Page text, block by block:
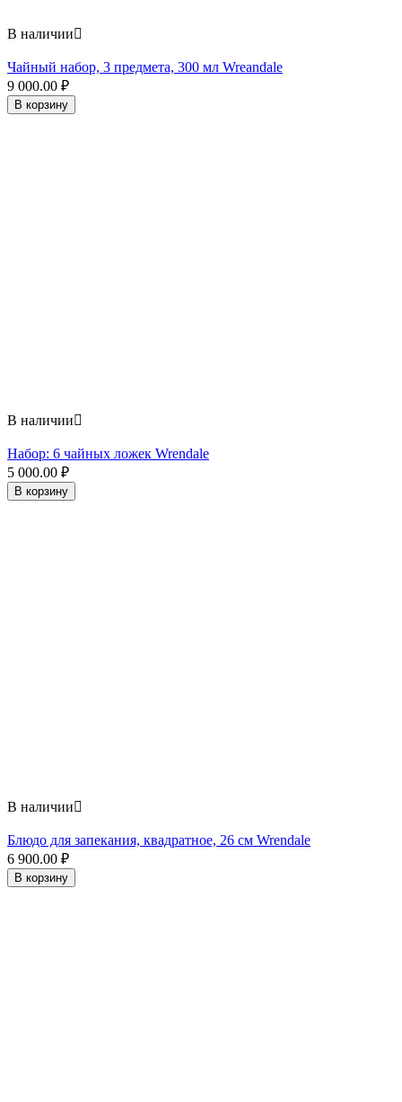
В наличии
Чайный набор, 3 предмета, 300 мл Wreandale
9 000.00 ₽
В корзину
В наличии
Набор: 6 чайных ложек Wrendale
5 000.00 ₽
В корзину
В наличии
Блюдо для запекания, квадратное, 26 см Wrendale
6 900.00 ₽
В корзину